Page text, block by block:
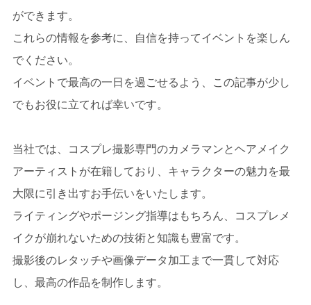
ができます。
これらの情報を参考に、自信を持ってイベントを楽しん
でください。
イベントで最高の一日を過ごせるよう、この記事が少し
でもお役に立てれば幸いです。
当社では、コスプレ撮影専門のカメラマンとヘアメイク
アーティストが在籍しており、キャラクターの魅力を最
大限に引き出すお手伝いをいたします。
ライティングやポージング指導はもちろん、コスプレメ
イクが崩れないための技術と知識も豊富です。
撮影後のレタッチや画像データ加工まで一貫して対応
し、最高の作品を制作します。